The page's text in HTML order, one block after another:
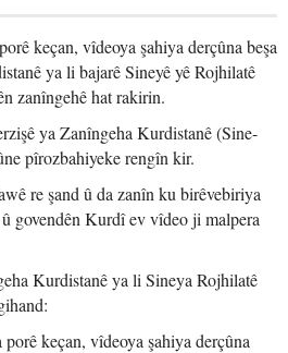
keçan, vîdeoya şahiya derçûna beşa
ya li bajarê Sineyê yê Rojhilatê
zanîngehê hat rakirin.
ya Zanîngeha Kurdistanê (Sine-
pîrozbahiyeke rengîn kir.
re şand û da zanîn ku birêvebiriya
govendên Kurdî ev vîdeo ji malpera
Kurdistanê ya li Sineya Rojhilatê
keçan, vîdeoya şahiya derçûna